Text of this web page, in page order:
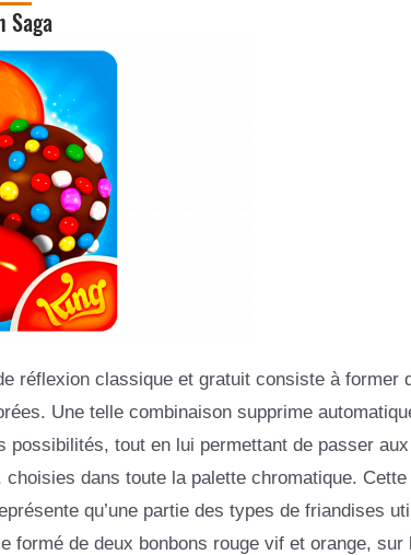
Saga
réflexion classique et gratuit consiste à former
Une telle combinaison supprime
tout en lui permettant de passer
dans toute la palette chromatique. Cette
qu’une partie des types de friandises
formé de deux bonbons rouge vif et orange, sur